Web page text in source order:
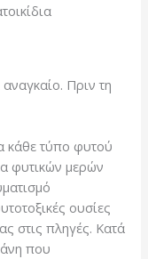
Πριν τη
κάθε τύπο φυτού
φυτικών μερών
ουσίες
στις πληγές. Κατά
που